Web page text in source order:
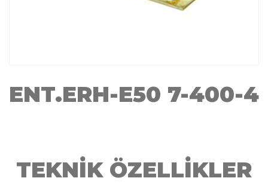
ENT.ERH-E50 7-400-4
TEKNİK ÖZELLİKLER